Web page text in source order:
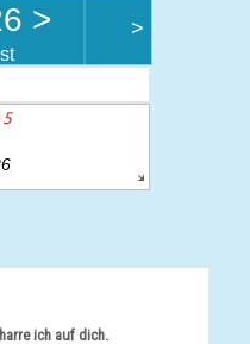
> >
5
ich auf dich.